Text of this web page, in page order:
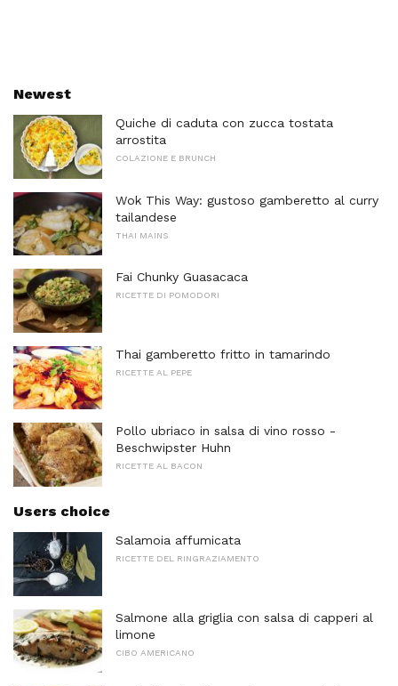
Newest
Quiche di caduta con zucca tostata
arrostita
COLAZIONE E BRUNCH
Wok This Way: gustoso gamberetto al curry
tailandese
THAI MAINS
Fai Chunky Guasacaca
RICETTE DI POMODORI
Thai gamberetto fritto in tamarindo
RICETTE AL PEPE
Pollo ubriaco in salsa di vino rosso -
Beschwipster Huhn
RICETTE AL BACON
Users choice
Salamoia affumicata
RICETTE DEL RINGRAZIAMENTO
Salmone alla griglia con salsa di capperi al
limone
CIBO AMERICANO